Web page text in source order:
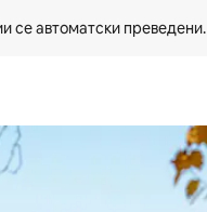
се автоматски преведени.